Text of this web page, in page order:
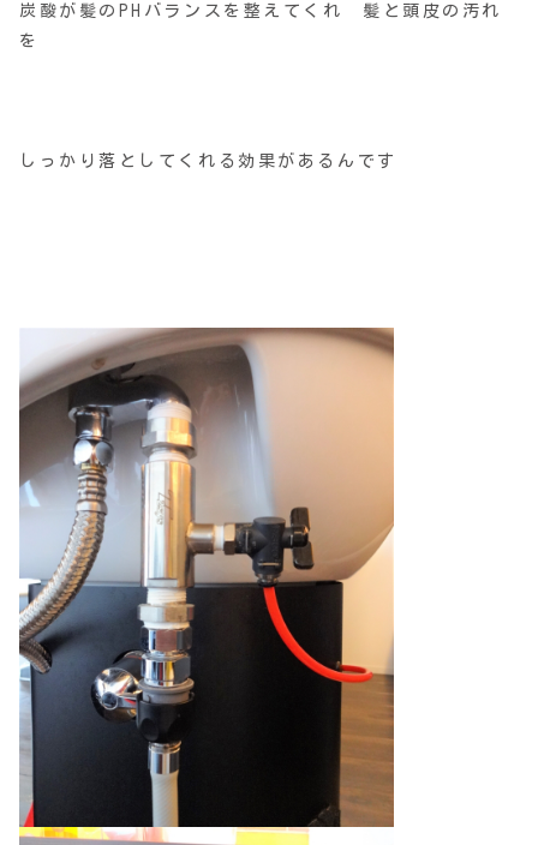
炭酸が髪のPHバランスを整えてくれ 髪と頭皮の汚れ
を
しっかり落としてくれる効果があるんです